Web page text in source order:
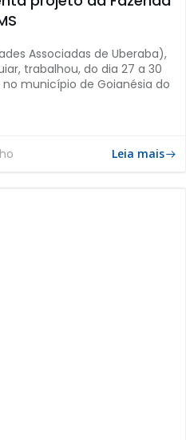
Associadas de Uberaba),
trabalhou, do dia 27 a 30
município de Goianésia do
Leia mais